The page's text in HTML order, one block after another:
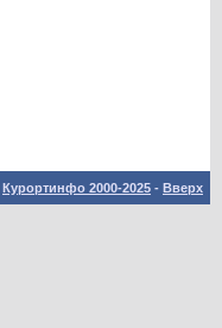
Курортинфо 2000-2025 - Вверх